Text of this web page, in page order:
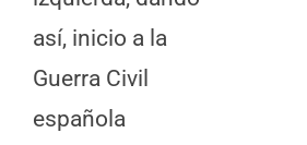
así, inicio a la
Guerra Civil
española